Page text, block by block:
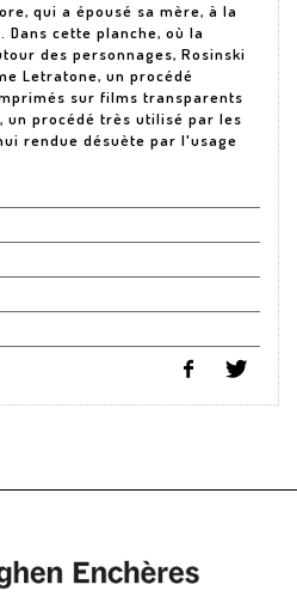
qui a épousé sa mère, à la
cette planche, où la
des personnages, Rosinski
Letratone, un procédé
sur films transparents
un procédé très utilisé par les
rendue désuète par l'usage